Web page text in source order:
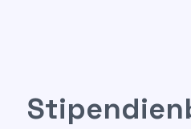
Stipendienbescheinigung